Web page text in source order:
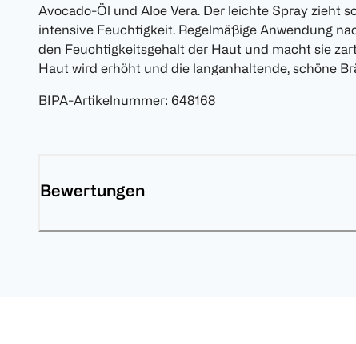
Avocado-Öl und Aloe Vera. Der leichte Spray zieht
intensive Feuchtigkeit. Regelmäßige Anwendung
den Feuchtigkeitsgehalt der Haut und macht sie
Haut wird erhöht und die langanhaltende, schöne
BIPA-Artikelnummer: 648168
Bewertungen